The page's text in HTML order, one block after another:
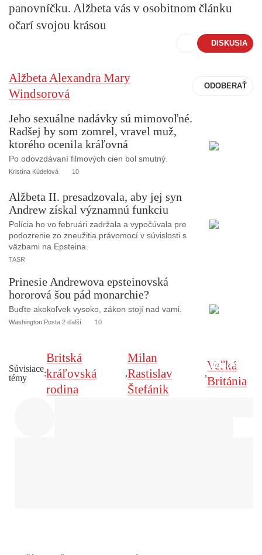
panovníčku. Alžbeta vás v osobitnom článku
očarí svojou krásou
DISKUSIA
Alžbeta Alexandra Mary
Windsorová
Jeho sexuálne nadávky sú mimovoľné.
Radšej by som zomrel, vravel muž,
ktorého ocenila kráľovná
Po odovzdávaní filmových cien bol smutný.
Kristína Kúdelová 10
Alžbeta II. presadzovala, aby jej syn
Andrew získal významnú funkciu
Polícia ho vo februári zadržala a vypočúvala pre
podozrenie zo zneužitia právomocí v súvislosti s
väzbami na Epsteina.
TASR
Prinesie Andrewova epsteinovská
hororová šou pád monarchie?
Buďte akokoľvek vysoko, zákon stojí nad vami.
Washington Posta 2 ďalší 10
Súvisiace
témy
:
Britská
kráľovská
rodina
,
Milan
Rastislav
Štefánik
,
Veľká
Británia